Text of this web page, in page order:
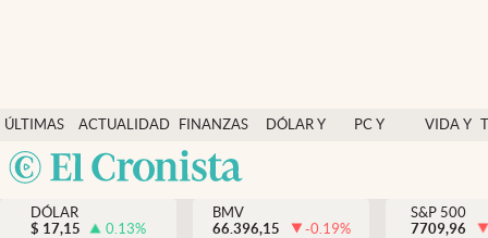
ÚLTIMAS
NOTICIAS
ACTUALIDAD
FINANZAS
Y
ECONOMÍA
DÓLAR Y
PC Y
VIDA Y
México
Actualidad
Finanzas y economía
Dólar y mercados
DÓLAR
$ 17,15 0.13%
BMV
66.396,15
-0.19%
S&P 500
7709,96